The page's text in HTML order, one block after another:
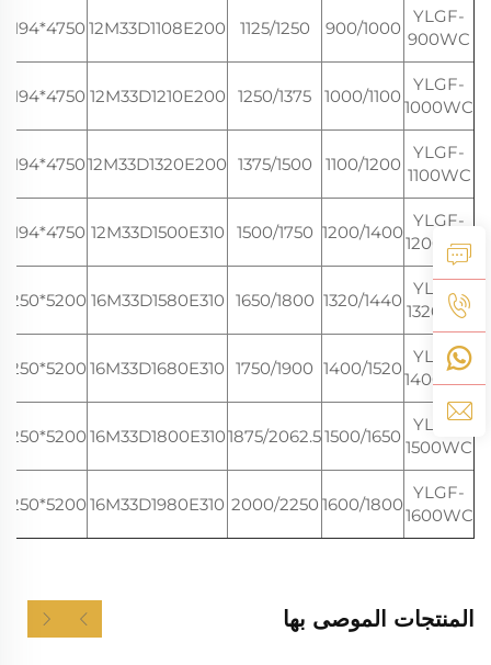
YLGF-
900WC
900/1000
1125/1250
12M33D1108E200
4750*2194*2400
YLGF-
1000WC
1000/1100
1250/1375
12M33D1210E200
4750*2194*2400
YLGF-
1100WC
1100/1200
1375/1500
12M33D1320E200
4750*2194*2400
YLGF-
1200WC
1200/1400
1500/1750
12M33D1500E310
4750*2194*2400
YLGF-
1320WC
1320/1440
1650/1800
16M33D1580E310
5200*2250*2620
YLGF-
1400WC
1400/1520
1750/1900
16M33D1680E310
5200*2250*2620
YLGF-
1500WC
1500/1650
1875/2062.5
16M33D1800E310
5200*2250*2620
YLGF-
1600WC
1600/1800
2000/2250
16M33D1980E310
5200*2250*2620
المنتجات الموصى بها